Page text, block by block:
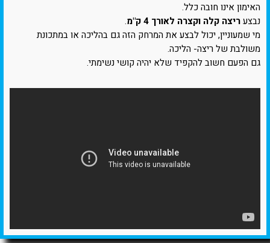
האימון אינו חובה כלל.
נבצעריצה קלה וקצרה לאורך 4 ק"מ
.
מי שמעוניין, יכול לבצע את המרחק הזה גם בהליכה או במתכונת
משולבת של ריצה- הליכה.
גם הפעם חשוב להקפיד שלא יהיה קושי נשימתי.